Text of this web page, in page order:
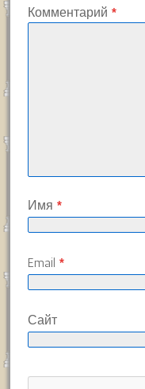
Комментарий *
Имя *
Email *
Сайт